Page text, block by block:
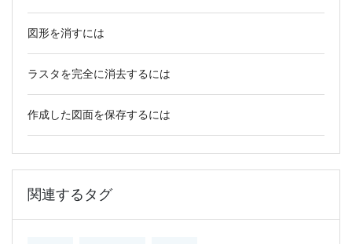
図形を消すには
ラスタを完全に消去するには
作成した図面を保存するには
関連するタグ